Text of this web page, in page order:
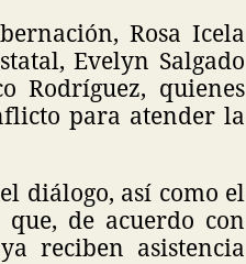
Rosa Icela
Evelyn Salgado
Rodríguez, quienes
para atender la
diálogo, así como el
de acuerdo con
reciben asistencia